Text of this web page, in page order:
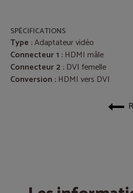
SPÉCIFICATIONS
Type :Adaptateur vidéo
Connecteur 1 :HDMI mâle
Connecteur 2 :DVI femelle
Conversion :HDMI vers DVI